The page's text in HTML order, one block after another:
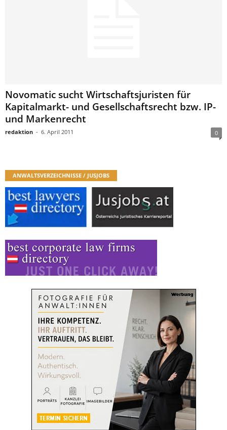
Novomatic sucht Wirtschaftsjuristen für
Kapitalmarkt- und Gesellschaftsrecht bzw. IP-
und Markenrecht
redaktion - 6. April 2011 0
ANWALTSVERZEICHNISSE / JUSJOBS